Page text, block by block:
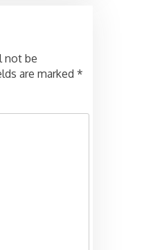
not be
are marked *